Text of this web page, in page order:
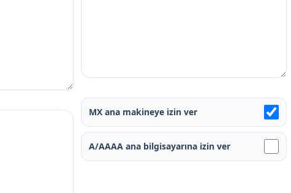
MX ana makineye izin ver
A/AAAA ana bilgisayarına izin ver